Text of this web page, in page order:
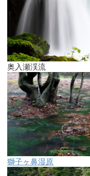
奥入瀬渓流
獅子ヶ鼻湿原